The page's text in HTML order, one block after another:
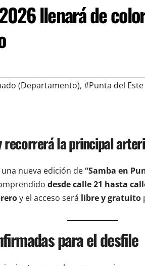
llenará de
(Departamento), #Punta del Este
la principal
nueva edición de“Samba en
desde calle 21 hasta
y el acceso será libre y gratuito
para el desfile